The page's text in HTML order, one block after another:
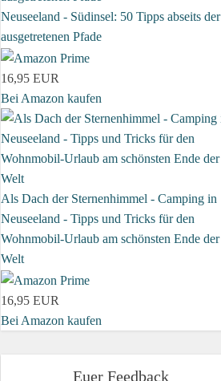
Neuseeland - Südinsel: 50 Tipps abseits der
ausgetretenen Pfade
16,95 EUR
Bei Amazon kaufen
Als Dach der Sternenhimmel - Camping in
Neuseeland - Tipps und Tricks für den
Wohnmobil-Urlaub am schönsten Ende der
Welt
16,95 EUR
Bei Amazon kaufen
Euer Feedback